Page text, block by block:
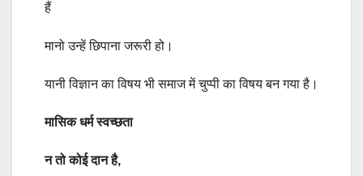
हैं
मानो उन्हें छिपाना जरूरी हो।
यानी विज्ञान का विषय भी समाज में चुप्पी का विषय बन गया है।
मासिक धर्म स्वच्छता
न तो कोई दान है,